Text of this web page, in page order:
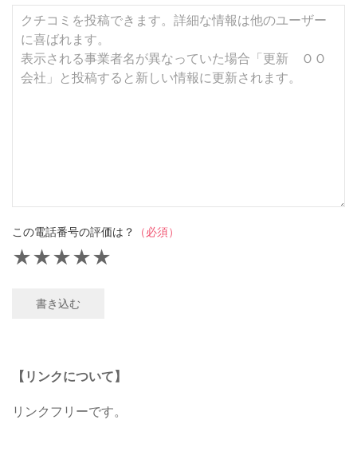
この電話番号の評価は？ （必須）
★
★
★
★
★
書き込む
【リンクについて】
リンクフリーです。